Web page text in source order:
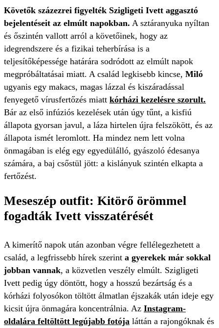
Követők százezrei figyelték Szigligeti Ivett aggasztó
bejelentéseit az elmúlt napokban. A sztáranyuka nyíltan
és őszintén vallott arról a követőinek, hogy az
idegrendszere és a fizikai teherbírása is a
teljesítőképessége határára sodródott az elmúlt napok
megpróbáltatásai miatt. A család legkisebb kincse, Miló
ugyanis egy makacs, magas lázzal és kiszáradással
fenyegető vírusfertőzés miatt kórházi kezelésre szorult.
Bár az első infúziós kezelések után úgy tűnt, a kisfiú
állapota gyorsan javul, a láza hirtelen újra felszökött, és az
állapota ismét leromlott. Ha mindez nem lett volna
önmagában is elég egy egyedülálló, gyászoló édesanya
számára, a baj csőstül jött: a kislányuk szintén elkapta a
fertőzést.
Meseszép outfit: Kitörő örömmel
fogadták Ivett visszatérését
A kimerítő napok után azonban végre fellélegezhetett a
család, a legfrissebb hírek szerint a gyerekek már sokkal
jobban vannak, a közvetlen veszély elmúlt. Szigligeti
Ivett pedig úgy döntött, hogy a hosszú bezártság és a
kórházi folyosókon töltött álmatlan éjszakák után ideje egy
kicsit újra önmagára koncentrálnia. Az Instagram-
oldalára feltöltött legújabb fotója láttán a rajongóknak és